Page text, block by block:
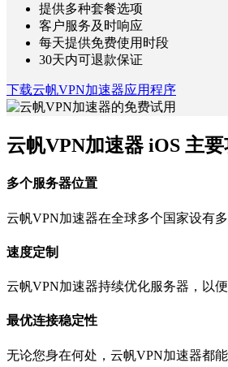
提供多种套餐选项
客户服务及时响应
每天提供免费使用时段
30天内可退款保证
下载云帆VPN加速器应用程序
云帆VPN加速器 iOS 主
多个服务器位置
云帆VPN加速器在全球多个国家设有
速度定制
云帆VPN加速器持续优化服务器，以
最优连接稳定性
无论您身在何处，云帆VPN加速器都